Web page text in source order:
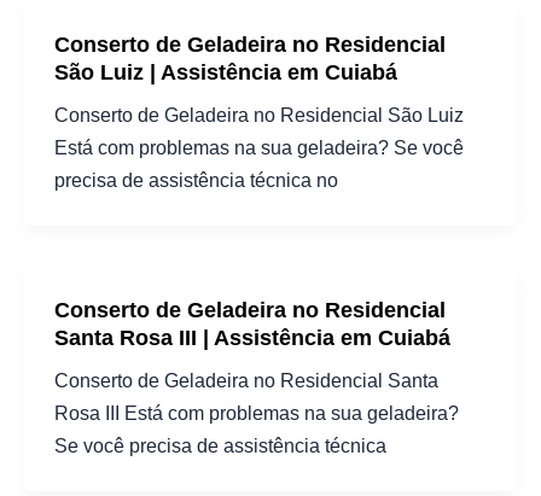
Conserto de Geladeira no Residencial
São Luiz | Assistência em Cuiabá
Conserto de Geladeira no Residencial São Luiz
Está com problemas na sua geladeira? Se você
precisa de assistência técnica no
Conserto de Geladeira no Residencial
Santa Rosa III | Assistência em Cuiabá
Conserto de Geladeira no Residencial Santa
Rosa III Está com problemas na sua geladeira?
Se você precisa de assistência técnica